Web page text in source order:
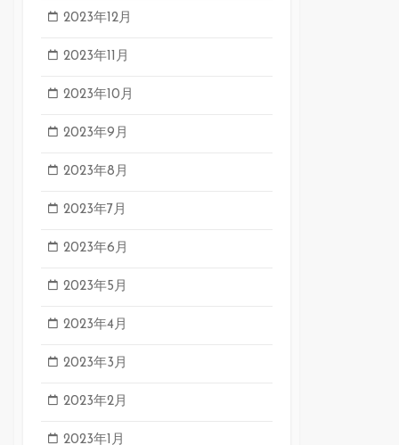
2023年12月
2023年11月
2023年10月
2023年9月
2023年8月
2023年7月
2023年6月
2023年5月
2023年4月
2023年3月
2023年2月
2023年1月